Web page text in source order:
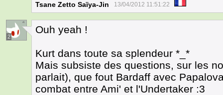
Tsane Zetto Saïya-Jin 13/04/2012 11:51:22
2
Ouh yeah !
Kurt dans toute sa splendeur *_*
Mais subsiste des questions, sur les
parlait), que fout Bardaff avec
combat entre Ami' et l'Undertaker :3